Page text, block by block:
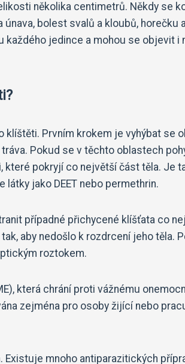
několika centimetrů. Někdy se
bolest svalů a kloubů, horečku
jedince a mohou se objevit i
klíštěti. Prvním krokem je vyhýbat se
Pokud se v těchto oblastech
které pokryjí co největší část těla. Je
jako DEET nebo permethrin.
případné přichycené klíšťata co
aby nedošlo k rozdrcení jeho těla.
roztokem.
která chrání proti vážnému
zejména pro osoby žijící nebo
mnoho antiparazitických